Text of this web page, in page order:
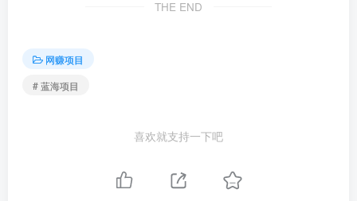
THE END
网赚项目
# 蓝海项目
喜欢就支持一下吧